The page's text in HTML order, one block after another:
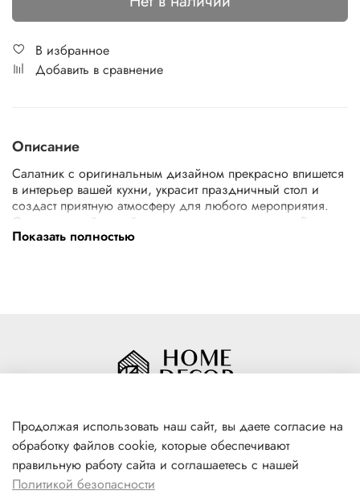
В избранное
Добавить в сравнение
Описание
Салатник с оригинальным дизайном прекрасно впишется
в интерьер вашей кухни, украсит праздничный стол и
создаст приятную атмосферу для любого мероприятия.
Оригинальный дизайн не оставит равнодушными Ваших
гостей. Размер салатника D17. В нашей коллекции Вы так
Показать полностью
+7(996) 316 00 81
г. Якутск, ул. Лермонтова 102
Продолжая использовать наш сайт, вы даете согласие на
обработку файлов cookie, которые обеспечивают
правильную работу сайта и соглашаетесь с нашей
Политикой безопасности